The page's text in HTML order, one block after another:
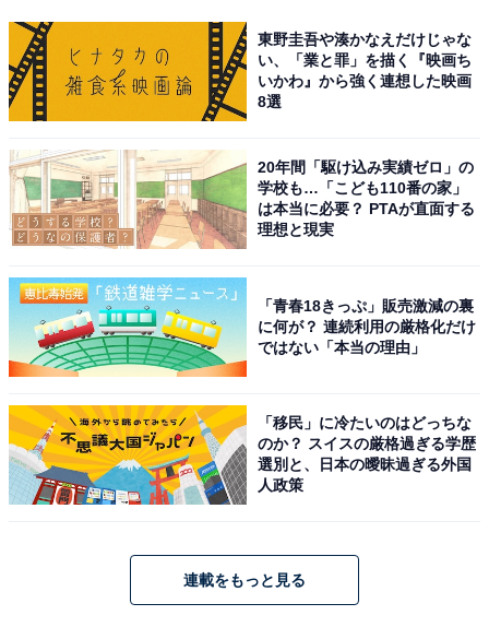
自作の椅子を作る子どもたち
「いい仕事してますね。」。モノづくりを経験しなが
ら、質の良いモノづくりが喜びを生み出すことを体感し
ていくのだそう。
4年生がやっていたのは、時空因縁の探究領域の中の
「日本フード記」というテーマ学習で、昨日の夕食や今
日の朝食で何を食べたかを報告し合い、それらの食物は
どこから来るのか、日本の風土、食料問題に至るまで、
さまざまなことを調べたり、話し合ったりしていまし
た。
3階に上がると、5・6年生が、「人類誕生の歴史を探
東野圭吾や湊かなえだけじゃな
い、「業と罪」を描く『映画ち
いかわ』から強く連想した映画
8選
20年間「駆け込み実績ゼロ」の
学校も…「こども110番の家」
は本当に必要？ PTAが直面する
理想と現実
「青春18きっぷ」販売激減の裏
に何が？ 連続利用の厳格化だけ
ではない「本当の理由」
「移民」に冷たいのはどっちな
のか？ スイスの厳格過ぎる学歴
選別と、日本の曖昧過ぎる外国
人政策
連載をもっと見る